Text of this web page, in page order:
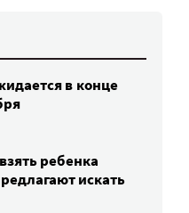
в конце
ребенка
искать